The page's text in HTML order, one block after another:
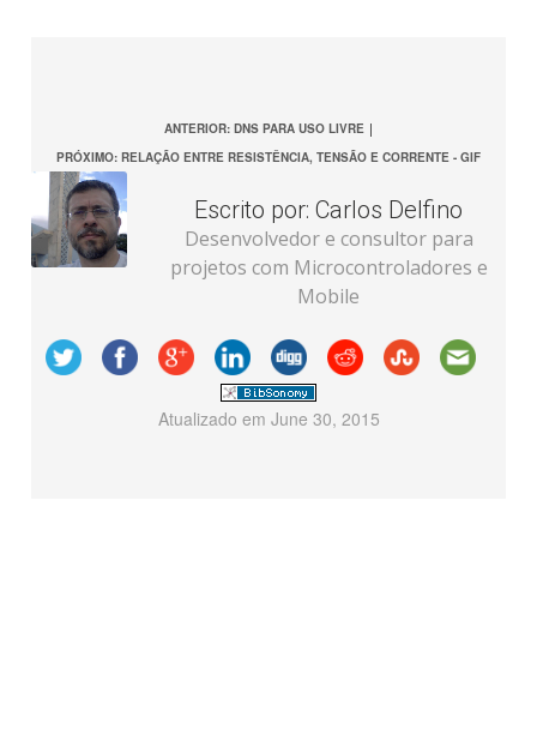
ANTERIOR: DNS PARA USO LIVRE |
PRÓXIMO: RELAÇÃO ENTRE RESISTÊNCIA, TENSÃO E CORRENTE - GIF
Escrito por: Carlos Delfino
Desenvolvedor e consultor para
projetos com Microcontroladores e
Mobile
Atualizado em June 30, 2015